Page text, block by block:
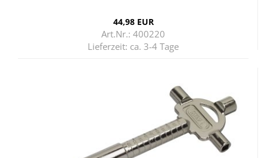
44,98 EUR
Art.Nr.: 400220
Lieferzeit: ca. 3-4 Tage